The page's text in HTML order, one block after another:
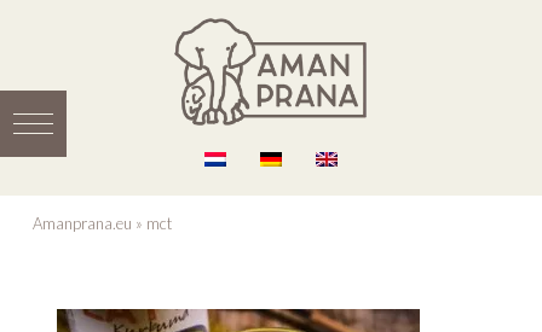
Amanprana.eu » mct